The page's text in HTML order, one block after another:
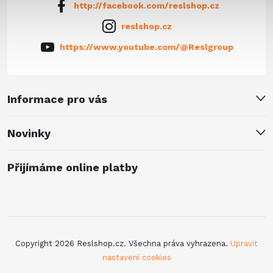
Informace pro vás
Novinky
http://facebook.com/reslshop.cz
reslshop.cz
https://www.youtube.com/@Reslgroup
Přijímáme online platby
Copyright 2026 Reslshop.cz. Všechna práva vyhrazena. Upravit
nastavení cookies